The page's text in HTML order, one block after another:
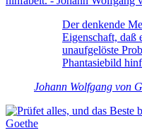
Der denkende
Eigenschaft, daß
unaufgelöste
Phantasiebild
Johann Wolfgang von